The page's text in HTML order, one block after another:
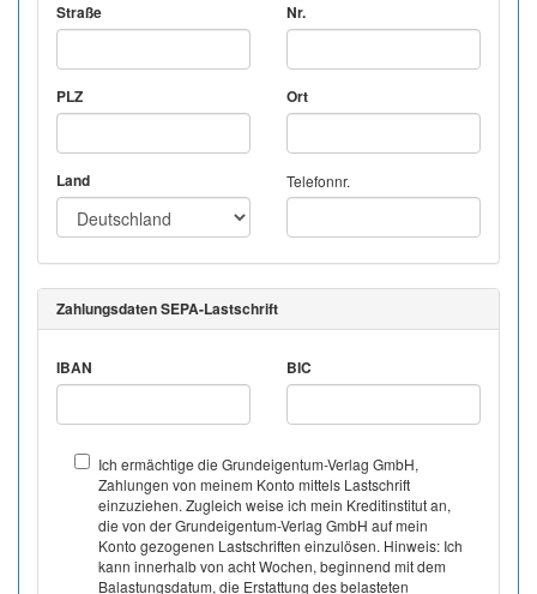
Straße Nr.
PLZ Ort
Land Telefonnr.
Zahlungsdaten SEPA-Lastschrift
IBAN BIC
Ich ermächtige die Grundeigentum-Verlag GmbH,
Zahlungen von meinem Konto mittels Lastschrift
einzuziehen. Zugleich weise ich mein Kreditinstitut an,
die von der Grundeigentum-Verlag GmbH auf mein
Konto gezogenen Lastschriften einzulösen. Hinweis: Ich
kann innerhalb von acht Wochen, beginnend mit dem
Balastungsdatum, die Erstattung des belasteten